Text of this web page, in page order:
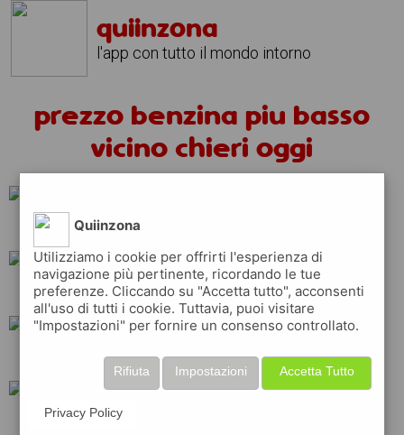
quiinzona
l'app con tutto il mondo intorno
prezzo benzina piu basso
vicino chieri oggi
api
total erg esso
tamoil shell
eni
Quiinzona
Utilizziamo i cookie per offrirti l'esperienza di
navigazione più pertinente, ricordando le tue
preferenze. Cliccando su "Accetta tutto", acconsenti
all'uso di tutti i cookie. Tuttavia, puoi visitare
"Impostazioni" per fornire un consenso controllato.
Accetta Tutto
Impostazioni
Rifiuta
Privacy Policy